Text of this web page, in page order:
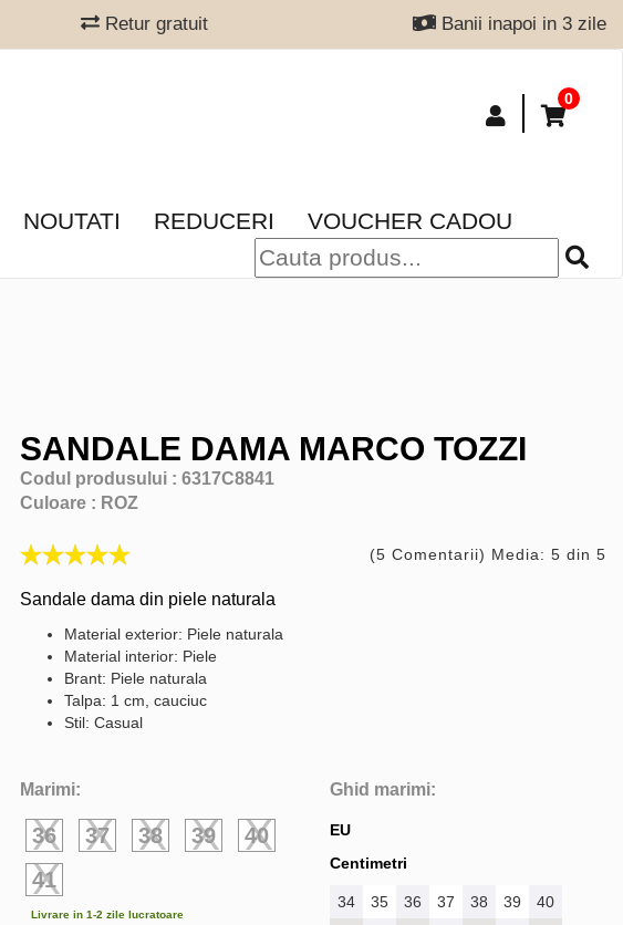
Retur gratuit Banii inapoi in 3 zile
0
NOUTATI REDUCERI VOUCHER CADOU
SANDALE DAMA MARCO TOZZI
Codul produsului : 6317C8841
Culoare : ROZ
(5 Comentarii) Media: 5 din 5
Sandale dama din piele naturala
Material exterior: Piele naturala
Material interior: Piele
Brant: Piele naturala
Talpa: 1 cm, cauciuc
Stil: Casual
Marimi:
36 37 38 39
40
41
Livrare in 1-2 zile lucratoare
Ghid marimi:
EU
Centimetri
34 35 36 37 38 39
40